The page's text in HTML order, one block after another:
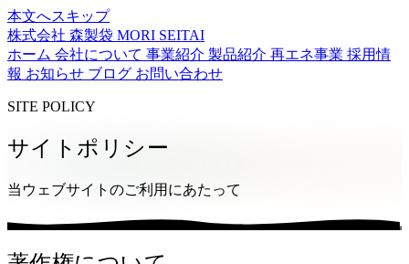
本文へスキップ
株式会社 森製袋 MORI SEITAI
ホーム 会社について 事業紹介 製品紹介 再エネ事業 採用情
報 お知らせ ブログ お問い合わせ
SITE POLICY
サイトポリシー
当ウェブサイトのご利用にあたって